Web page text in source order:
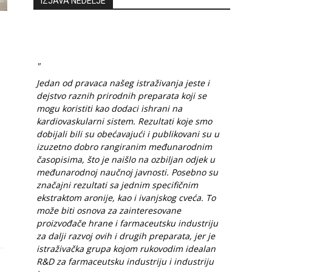
"
Jedan od pravaca našeg istraživanja jeste i
dejstvo raznih prirodnih preparata koji se
mogu koristiti kao dodaci ishrani na
kardiovaskularni sistem. Rezultati koje smo
dobijali bili su obećavajući i publikovani su u
izuzetno dobro rangiranim međunarodnim
časopisima, što je naišlo na ozbiljan odjek u
međunarodnoj naučnoj javnosti. Posebno su
značajni rezultati sa jednim specifičnim
ekstraktom aronije, kao i ivanjskog cveća. To
može biti osnova za zainteresovane
proizvođače hrane i farmaceutsku industriju
za dalji razvoj ovih i drugih preparata, jer je
istraživačka grupa kojom rukovodim idealan
R&D za farmaceutsku industriju i industriju